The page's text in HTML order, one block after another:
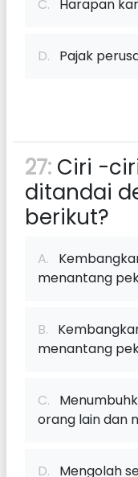
C. Harapan
D. Pajak
27: Ciri -
ditandai
berikut?
A.
menantang
B.
menantang
C.
orang lain dan
D. Mengolah